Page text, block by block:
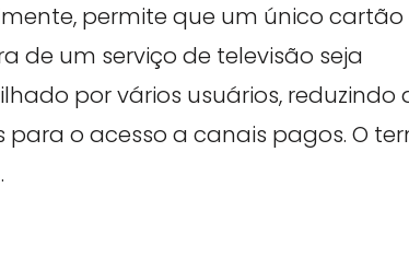
permite que um único cartão
de um serviço de televisão seja
por vários usuários, reduzindo
para o acesso a canais pagos. O